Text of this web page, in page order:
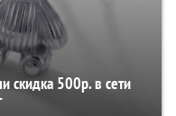
скидка 500р. в сети